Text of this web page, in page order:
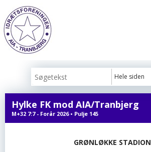
Hele siden
Hylke FK mod AIA/Tranbjerg
M+32 7:7 - Forår 2026 • Pulje 145
GRØNLØKKE STADION